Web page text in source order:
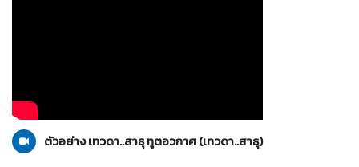
21-11-2553
ตัวอย่าง เทวดา..สาธุ ทูตอวกาศ (เทวดา..สาธุ)